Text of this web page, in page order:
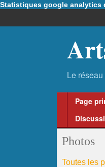
Statistiques google analytics
Page
Photos
Toutes les